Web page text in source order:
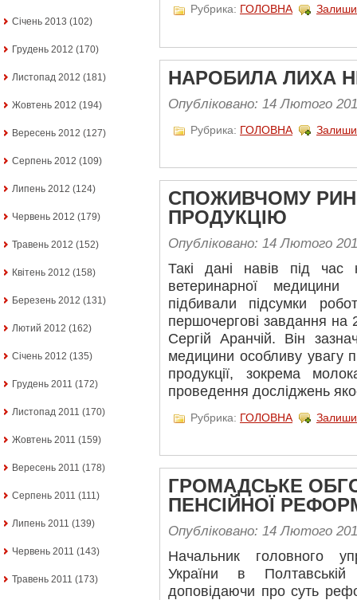
Січень 2013 (102)
Грудень 2012 (170)
Листопад 2012 (181)
Жовтень 2012 (194)
Вересень 2012 (127)
Серпень 2012 (109)
Липень 2012 (124)
Червень 2012 (179)
Травень 2012 (152)
Квітень 2012 (158)
Березень 2012 (131)
Лютий 2012 (162)
Січень 2012 (135)
Грудень 2011 (172)
Листопад 2011 (170)
Жовтень 2011 (159)
Вересень 2011 (178)
Серпень 2011 (111)
Липень 2011 (139)
Червень 2011 (143)
Травень 2011 (173)
Рубрика: ГОЛОВНА
НАРОБИЛА ЛИХА
Опубліковано: 14 Лютого
Рубрика: ГОЛОВНА
СПОЖИВЧОМУ
ПРОДУКЦІЮ
Опубліковано: 14 Лютого
Такі дані навів під час
ветеринарної
підбивали підсумки
першочергові завдання на
Сергій Аранчій. Він
медицини особливу увагу
продукції, зокрема
проведення досліджень
Рубрика: ГОЛОВНА
ГРОМАДСЬКЕ
ПЕНСІЙНОЇ
Опубліковано: 14 Лютого
Начальник головного
України в
доповідаючи про суть